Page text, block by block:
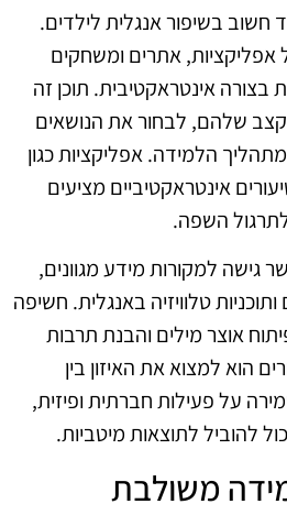
חשוב בשיפור אנגלית לילדים.
אפליקציות, אתרים ומשחקים
בצורה אינטראקטיבית. תוכן זה
שלהם, לבחור את הנושאים
הלמידה. אפליקציות כגון
אינטראקטיביים מציעים
השפה.
גישה למקורות מידע מגוונים,
טלוויזיה באנגלית. חשיפה
אוצר מילים והבנת תרבות
הוא למצוא את האיזון בין
על פעילות חברתית ופיזית,
להוביל לתוצאות מיטביות.
משולבת